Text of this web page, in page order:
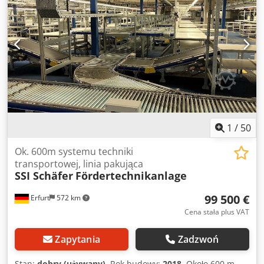
Szerokość elementu: ok. 61 cm Około 50–60 m (dokładna
długość zostanie zmierzona) 1 x zakręt przenośnika
taśmowego o kącie 180 stopni Sprzedaż obejmuje również
podstawy itp. Aktualna wysokość: ok. 80 cm 230 V/400 V
Stan: dobry Dostępność: od ręki Lokalizacja: okolice Erfurtu
1 / 50
Erfurt 572 km
Ok. 600m systemu techniki
transportowej, linia pakująca
SSI Schäfer Fördertechnikanlage
99 500 €
Cena stała plus VAT
Zapytania Zadzwoń